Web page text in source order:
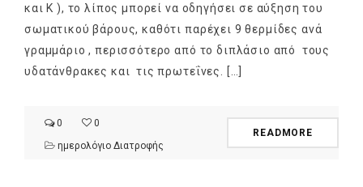
και Κ ), το λίπος μπορεί να οδηγήσει σε αύξηση του
σωματικού βάρους, καθότι παρέχει 9 θερμίδες ανά
γραμμάριο , περισσότερο από το διπλάσιο από τους
υδατάνθρακες και τις πρωτεΐνες. […]
0
0
ημερολόγιο Διατροφής
READMORE